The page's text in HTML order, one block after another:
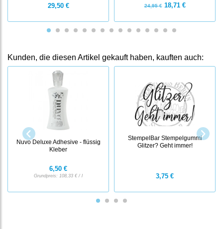
29,50 € 24,95 €18,71 €
Kunden, die diesen Artikel gekauft haben, kauften auch:
Nuvo Deluxe Adhesive - flüssig
Kleber
6,50 €
Grundpreis: 108,33 € / l
StempelBar Stempelgummi
Glitzer? Geht immer!
3,75 €